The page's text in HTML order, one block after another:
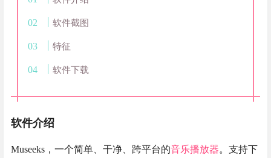
软件截图
特征
软件下载
软件介绍
Museeks，一个简单、干净、跨平台的音乐播放器。支持下